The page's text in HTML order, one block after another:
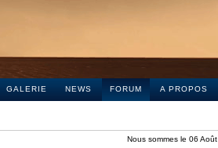
GALERIE NEWS FORUM A PROPOS
Nous sommes le 06